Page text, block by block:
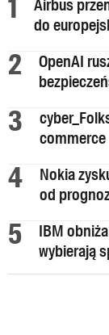
Airbus
do
OpenAI
commerce
Nokia
od
IBM
wybierają